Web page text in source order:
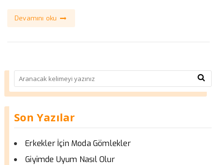
Devamını oku
Son Yazılar
Erkekler İçin Moda Gömlekler
Giyimde Uyum Nasıl Olur